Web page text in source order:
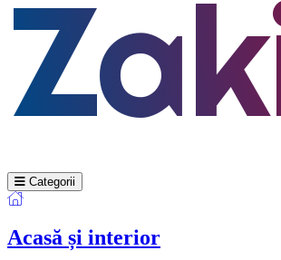
Categorii
Acasă și interior